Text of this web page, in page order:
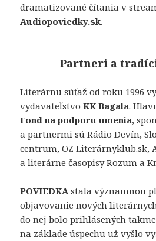
dramatizované čítania v
Audiopoviedky.sk.
Partneri a
Literárnu súťaž od roku 1996
vydavateľstvoKK Bagala.
Fond na podporu umenia,
a partnermi sú Rádio Devín,
centrum, OZ Literárnyklub.sk,
a literárne časopisy Rozum a
POVIEDKAstala významnou
objavovanie nových
do nej bolo prihlásených
na základe úspechu už vyšlo